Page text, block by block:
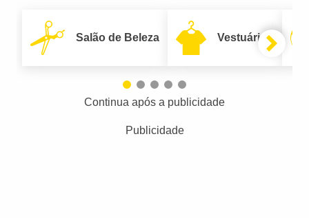
Salão de Beleza Vestuário
Continua após a publicidade
Publicidade